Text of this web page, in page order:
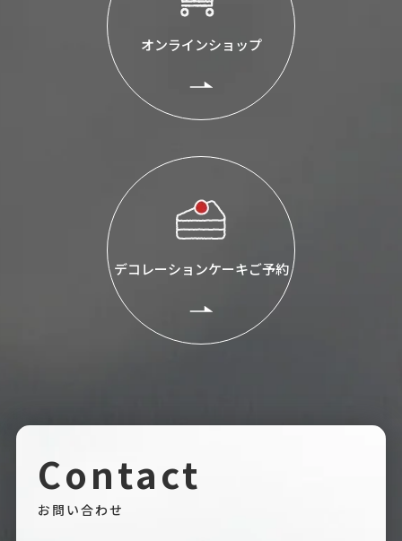
オンラインショップ
デコレーションケーキご予約
Contact
お問い合わせ